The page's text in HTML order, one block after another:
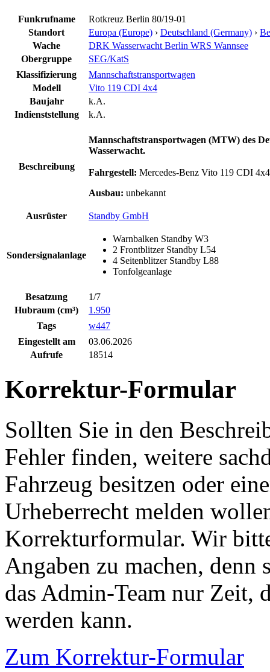
Funkrufname
Rotkreuz Berlin 80/19-01
Standort
Europa (Europe) › Deutschland (Germany) ›
Wache
DRK Wasserwacht Berlin WRS Wannsee
Obergruppe
SEG/KatS
Klassifizierung
Mannschaftstransportwagen
Modell
Vito 119 CDI 4x4
Baujahr
k.A.
Indienststellung
k.A.
Beschreibung
Mannschaftstransportwagen (MTW) des
Wasserwacht.
Fahrgestell: Mercedes-Benz Vito 119 CDI 4x4
Ausbau: unbekannt
Ausrüster Standby GmbH
Sondersignalanlage
Warnbalken Standby W3
2 Frontblitzer Standby L54
4 Seitenblitzer Standby L88
Tonfolgeanlage
Besatzung
1/7
Hubraum (cm³)
1.950
Tags
w447
Eingestellt am
03.06.2026
Aufrufe
18514
Korrektur-Formular
Sollten Sie in den
Fehler finden, weitere
Fahrzeug besitzen oder
Urheberrecht melden
Korrekturformular. Wir
Angaben zu machen,
das Admin-Team nur Zeit,
werden kann.
Zum Korrektur-Formular